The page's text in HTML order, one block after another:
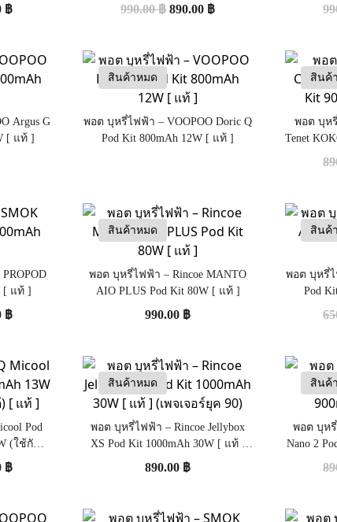
฿ 990.00฿ 890.00 ฿
Argus G
[ แท้ ]
สินค้าหมด
พอต บุหรี่ไฟฟ้า – VOOPOO Doric Q
Pod Kit 800mAh 12W [ แท้ ]
สินค้
พอต บุห
Tenet
[ แท้ ]
฿
สินค้าหมด
พอต บุหรี่ไฟฟ้า – Rincoe MANTO
AIO PLUS Pod Kit 80W [ แท้ ]
990.00 ฿
สินค้
พอต บุหรี่ไ
Pod
Pod
(ใช้กับ
]
฿
สินค้าหมด
พอต บุหรี่ไฟฟ้า – Rincoe Jellybox
XS Pod Kit 1000mAh 30W [ แท้ ]
(เพจเจอร์ยุค 90)
890.00 ฿
สินค้
พอต บุหรี่
Nano 2